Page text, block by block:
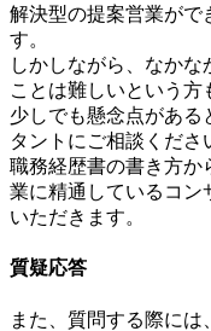
解決型の提案営業がで
す。
しかしながら、なか
ことは難しいという方
少しでも懸念点がある
タントにご相談くださ
職務経歴書の書き方か
業に精通しているコン
いただきます。
質疑応答
また、質問する際に